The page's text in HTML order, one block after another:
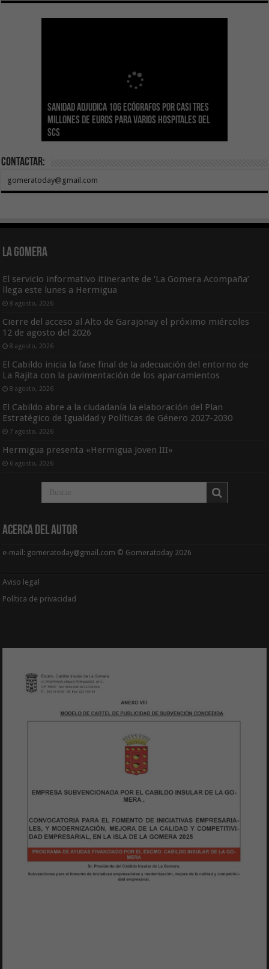
Sanidad adjudica 106 ecógrafos por casi tres
millones de euros para varios hospitales del
SCS
Gesplan logra la máxima puntuación en el
Índice de Transparencia de Canarias por cuarto
año consecutivo
El Gobierno canario concede ayudas del
POSEICAN-Pesca al sector por valor de 7,09 M€
tras aumentar las cuantías
Transición Ecológica coordina con Ashotel su
adhesión a la Red de Refugios Climáticos de
Canarias
Visocan incorpora 170 pisos a su parque de
vivienda protegida en régimen de alquiler
asequible de Tenerife
Sanidad refuerza la capacidad diagnóstica de
los centros de salud con el impulso de la
ecografía clínica
Contactar:
gomeratoday@gmail.com
La Gomera
El servicio informativo itinerante de ‘La Gomera Acompaña’
llega este lunes a Hermigua
8 agosto, 2026
Cierre del acceso al Alto de Garajonay el próximo miércoles
12 de agosto del 2026
8 agosto, 2026
El Cabildo inicia la fase final de la adecuación del entorno de
La Rajita con la pavimentación de los aparcamientos
8 agosto, 2026
El Cabildo abre a la ciudadanía la elaboración del Plan
Estratégico de Igualdad y Políticas de Género 2027-2030
7 agosto, 2026
Hermigua presenta «Hermigua Joven III»
6 agosto, 2026
Acerca del Autor
e-mail: gomeratoday@gmail.com © Gomeratoday 2026
Aviso legal
Política de privacidad